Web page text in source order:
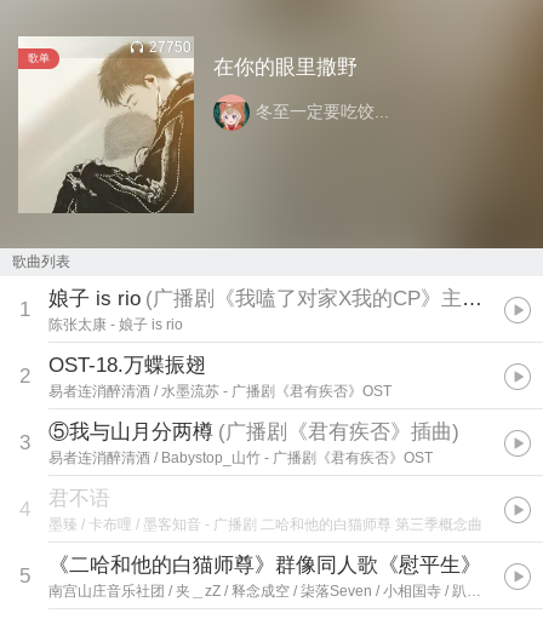
歌单
27750
在你的眼里撒野
冬至一定要吃饺...
歌曲列表
1 娘子 is rio (广播剧《我嗑了对家X我的CP》主题曲 )
陈张太康 - 娘子 is rio
2 OST-18.万蝶振翅
易者连消醉清酒 / 水墨流苏 - 广播剧《君有疾否》OST
3 ⑤我与山月分两樽 (广播剧《君有疾否》插曲)
易者连消醉清酒 / Babystop_山竹 - 广播剧《君有疾否》OST
4 君不语
墨臻 / 卡布哩 / 墨客知音 - 广播剧 二哈和他的白猫师尊 第三季概念曲
5 《二哈和他的白猫师尊》群像同人歌《慰平生》
南宫山庄音乐社团 / 夹＿zZ / 释念成空 / 柒落Seven / 小相国寺 / 趴熊 / 眠眠是方乐鑫 / 妖卿yoky / 空城mill / 小伟 / 凤瑜 / Franky北城叔 / 奶爸白 / 青鸾司音 / 煜煊 / 纯钧Jun / 佑旻yomi / 落星无痕 / 逸宸